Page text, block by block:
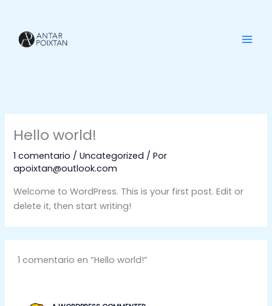
contenido
Hello world!
1 comentario /Uncategorized / Por
apoixtan@outlook.com
Welcome to WordPress. This is your first post. Edit or
delete it, then start writing!
1 comentario en “Hello world!”